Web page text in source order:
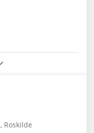
Roskilde